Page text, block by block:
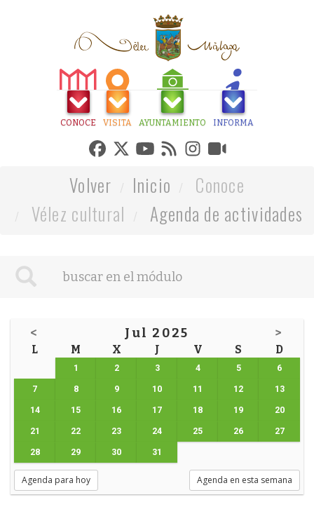
CONOCE VISITA AYUNTAMIENTO INFORMA
Volver Inicio
Conoce
Vélez cultural
Agenda de actividades
< Jul 2025 >
L M X J V S D
1 2 3 4 5 6
7 8 9 10 11 12 13
14 15 16 17 18 19 20
21 22 23 24 25 26 27
28 29 30 31
Agenda para hoy Agenda en esta semana